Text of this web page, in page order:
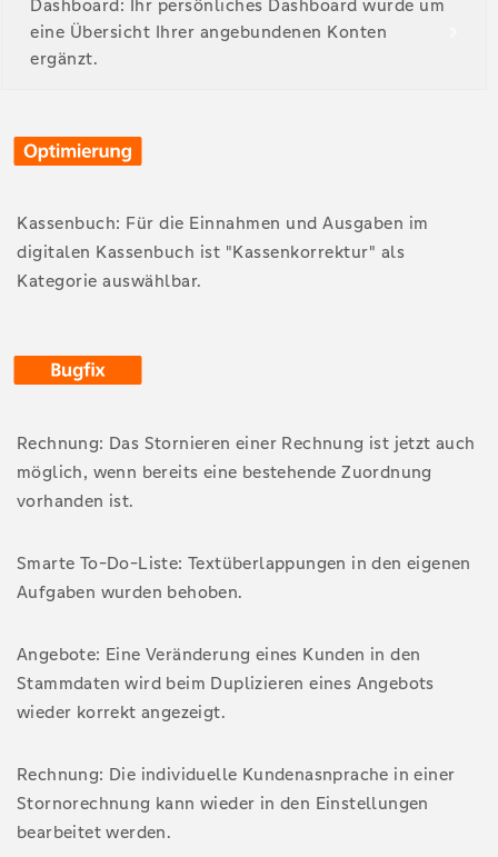
Dashboard: Ihr persönliches Dashboard wurde um
eine Übersicht Ihrer angebundenen Konten
ergänzt.
Kassenbuch: Für die Einnahmen und Ausgaben im
digitalen Kassenbuch ist "Kassenkorrektur" als
Kategorie auswählbar.
Rechnung: Das Stornieren einer Rechnung ist jetzt auch
möglich, wenn bereits eine bestehende Zuordnung
vorhanden ist.
Smarte To-Do-Liste: Textüberlappungen in den eigenen
Aufgaben wurden behoben.
Angebote: Eine Veränderung eines Kunden in den
Stammdaten wird beim Duplizieren eines Angebots
wieder korrekt angezeigt.
Rechnung: Die individuelle Kundenasnprache in einer
Stornorechnung kann wieder in den Einstellungen
bearbeitet werden.